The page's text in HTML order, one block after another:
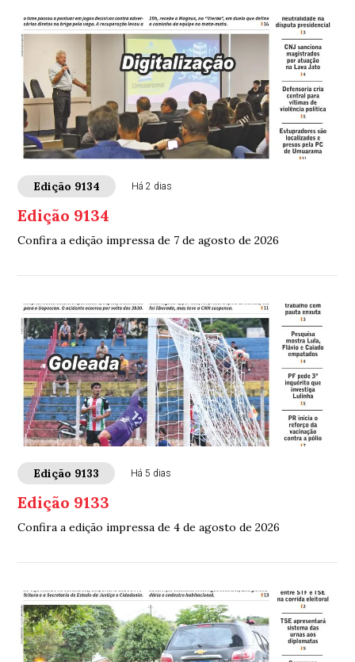
Edição 9134 Há 2 dias
Edição 9134
Confira a edição impressa de 7 de agosto de 2026
Edição 9133 Há 5 dias
Edição 9133
Confira a edição impressa de 4 de agosto de 2026